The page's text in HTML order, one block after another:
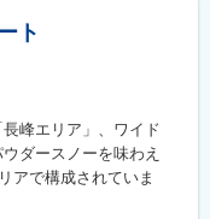
ト
峰エリア」、ワイド
ダースノーを味わえ
アで構成されていま